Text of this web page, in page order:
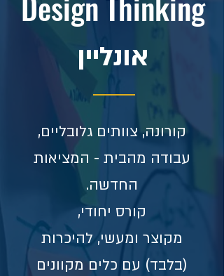
אונליין
קורונה, צוותים גלובליים,
עבודה מהבית - המציאות
החדשה.
קורס יחודי,
מקוצר ומעשי,להיכרות
(בלבד) עם כלים מקוונים